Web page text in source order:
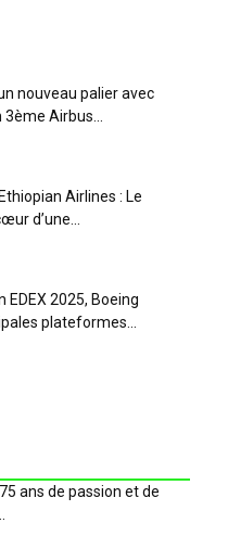
nouveau palier avec
Airbus...
Airlines : Le
d’une...
EDEX 2025, Boeing
plateformes...
ans de passion et de